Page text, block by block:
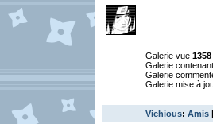
Galerie vue 1358
Galerie contenant
Galerie
Galerie mise à
Vichious: Amis |